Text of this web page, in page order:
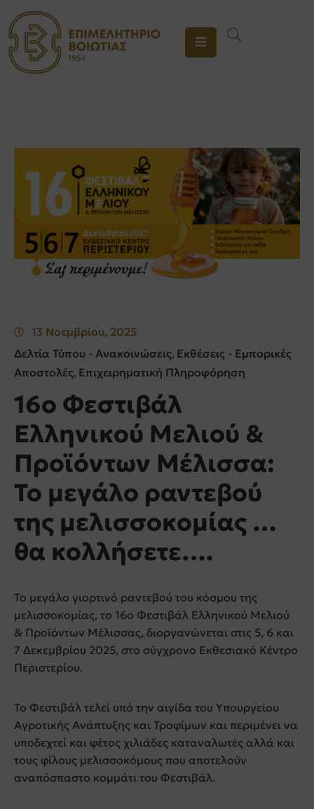
ΤΟ
ΕΠΙΜΕΛΗΤΗΡΙΟ
ΕΠΙΚΟΙΝΩΝΙΑ
13 Νοεμβρίου, 2025
Δελτία Τύπου - Ανακοινώσεις‚ Εκθέσεις - Εμπορικές
Αποστολές‚ Επιχειρηματική Πληροφόρηση
16ο Φεστιβάλ
Ελληνικού Μελιού &
Προϊόντων Μέλισσα:
Το μεγάλο ραντεβού
της μελισσοκομίας …
θα κολλήσετε….
Το μεγάλο γιορτινό ραντεβού του κόσμου της
μελισσοκομίας, το 16ο Φεστιβάλ Ελληνικού Μελιού
& Προϊόντων Μέλισσας, διοργανώνεται στις 5, 6 και
7 Δεκεμβρίου 2025, στο σύγχρονο Εκθεσιακό Κέντρο
Περιστερίου.
Το Φεστιβάλ τελεί υπό την αιγίδα του Υπουργείου
Αγροτικής Ανάπτυξης και Τροφίμων και περιμένει να
υποδεχτεί και φέτος χιλιάδες καταναλωτές αλλά και
τους φίλους μελισσοκόμους που αποτελούν
αναπόσπαστο κομμάτι του Φεστιβάλ.